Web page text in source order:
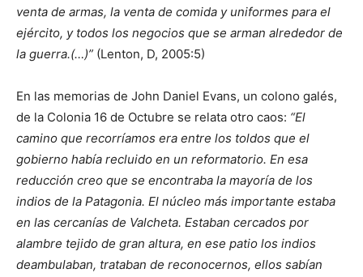
venta de armas, la venta de comida y uniformes para el
ejército, y todos los negocios que se arman alrededor de
la guerra.(…)” (Lenton, D, 2005:5)
En las memorias de John Daniel Evans, un colono galés,
de la Colonia 16 de Octubre se relata otro caos: “El
camino que recorríamos era entre los toldos que el
gobierno había recluido en un reformatorio. En esa
reducción creo que se encontraba la mayoría de los
indios de la Patagonia. El núcleo más importante estaba
en las cercanías de Valcheta. Estaban cercados por
alambre tejido de gran altura, en ese patio los indios
deambulaban, trataban de reconocernos, ellos sabían